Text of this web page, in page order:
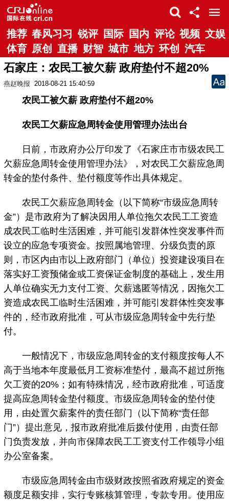
推荐 春风习习 锐评 国际 国内 评论 视频 文娱
体育 原创 直播 财智 城市 地方 环创 汽车
石家庄：农民工被欠薪 政府垫付不超20%
燕赵晚报 2018-08-21 15:40:59
农民工被欠薪 政府垫付不超20%
农民工欠薪应急周转金使用管理办法出台
日前，市政府办公厅印发了《石家庄市市级农民工
欠薪应急周转金使用管理办法》，对农民工欠薪应急周
转金的垫付条件、垫付额度等作出具体规定。
农民工欠薪应急周转金（以下简称“市级应急周转
金”）是市政府为了解决因用人单位拖欠农民工工资造
成农民工临时生活困难，并可能引发群体性突发事件而
设立的应急专项资金。按照属地管理、分级负责的原
则，市区内由市以上政府部门（单位）投资建设项目在
落实好工资预储金或工资保证金制度的基础上，发生用
人单位确实无力支付工资、欠薪逃匿等情况，因拖欠工
资造成农民工临时生活困难，并可能引发群体性突发事
件的，经市政府批准，可从市级应急周转金中先行垫
付。
一般情况下，市级应急周转金的支付额度按每人不
高于当地本年度最低月工资标准垫付，最高不超过所拖
欠工资的20%；如有特殊情况，经市政府批准，可适度
提高应急周转金垫付额度。市级应急周转金的垫付使
用，由处置欠薪案件的责任部门（以下简称“责任部
门”）提出意见，报市政府批准后拨付使用，由责任部
门负责发放，并向市保障农民工工资支付工作领导小组
办公室备案。
市级应急周转金由市级财政按照省政府规定的资金
额度足额安排，实行专账核算管理，专款专用。使用应